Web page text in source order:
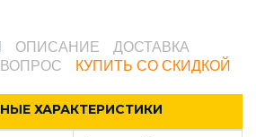
ОПИСАНИЕ
ДОСТАВКА
КУПИТЬ СО СКИДКОЙ
ХАРАКТЕРИСТИКИ